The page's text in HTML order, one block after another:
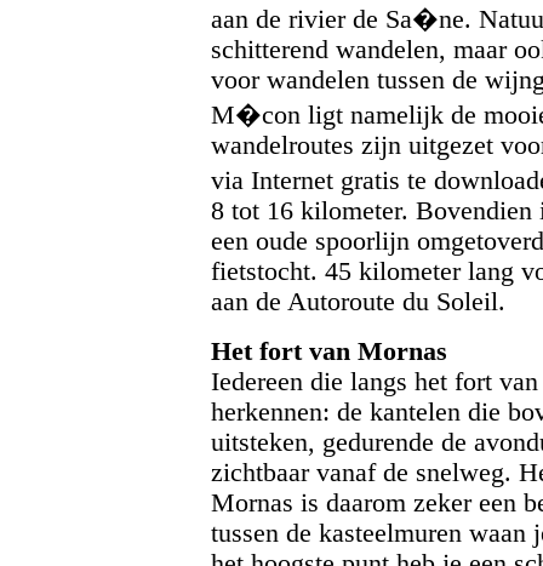
aan de rivier de Sa�ne.
schitterend wandelen, maar
voor wandelen tussen de
M�con ligt namelijk de
wandelroutes zijn uitgezet
via Internet gratis te
8 tot 16 kilometer.
een oude spoorlijn
fietstocht. 45 kilometer lang
aan de Autoroute du Soleil.
Het fort van Mornas
Iedereen die langs het fort
herkennen: de kantelen die
uitsteken, gedurende de
zichtbaar vanaf de snelweg.
Mornas is daarom zeker een
tussen de kasteelmuren